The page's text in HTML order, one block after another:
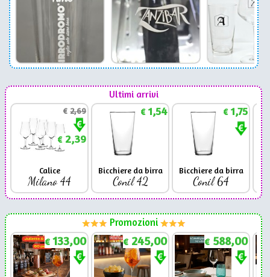
Ultimi arrivi
€2,69
€2,39
Calice
Milano 44
€1,54
Bicchiere da birra
Conil 42
€1,75
Bicchiere da birra
Conil 64
Promozioni
€ 133,00 € 245,00 € 588,00